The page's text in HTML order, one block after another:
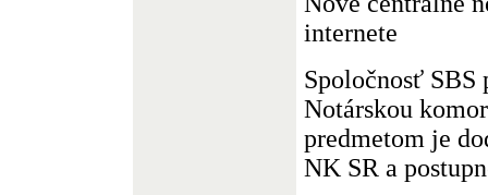
internete
Spoločnosť SBS
Notárskou
predmetom je
NK SR a